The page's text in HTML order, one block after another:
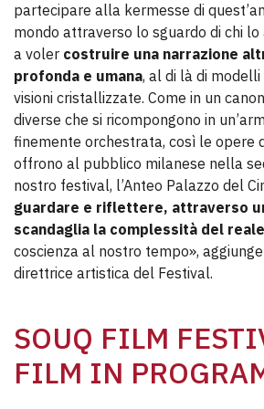
partecipare alla kermesse di
mondo attraverso lo sguardo di chi
a voler costruire una narrazione
profonda e umana, al di là di
visioni cristallizzate. Come in un
diverse che si ricompongono in
finemente orchestrata, così le opere
offrono al pubblico milanese nella
nostro festival, l’Anteo Palazzo del
guardare e riflettere, attraverso
scandaglia la complessità del reale
coscienza al nostro tempo», aggiunge
direttrice artistica del Festival.
SOUQ FILM
FILM IN